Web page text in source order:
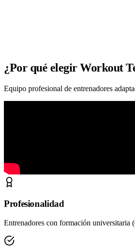
¿Por qué elegir Workout
Equipo profesional de entrenadores
Profesionalidad
Entrenadores con formación universitaria